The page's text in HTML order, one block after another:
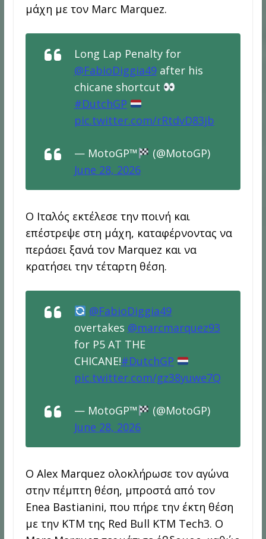
μάχη με τον Marc Marquez.
Long Lap Penalty for
@FabioDiggia49after his
chicane shortcut
#DutchGP
pic.twitter.com/rRtdvD83jb
— MotoGP™
(@MotoGP)
June 28, 2026
Ο Ιταλός εκτέλεσε την ποινή και
επέστρεψε στη μάχη, καταφέρνοντας να
περάσει ξανά τον Marquez και να
κρατήσει την τέταρτη θέση.
@FabioDiggia49
overtakes @marcmarquez93
for P5 AT THE
CHICANE!#DutchGP
pic.twitter.com/gz38yuwe7Q
— MotoGP™
(@MotoGP)
June 28, 2026
Ο Alex Marquez ολοκλήρωσε τον αγώνα
στην πέμπτη θέση, μπροστά από τον
Enea Bastianini, που πήρε την έκτη θέση
με την KTM της Red Bull KTM Tech3. Ο